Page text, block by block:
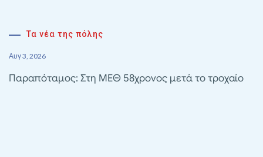
Τα νέα της πόλης
Αυγ 3, 2026
Παραπόταμος: Στη ΜΕΘ 58χρονος μετά το τροχαίο